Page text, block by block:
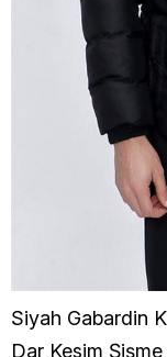
Siyah Gabardin
Dar Kesim